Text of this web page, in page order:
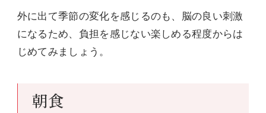
外に出て季節の変化を感じるのも、脳の良い刺激
になるため、負担を感じない楽しめる程度からは
じめてみましょう。
朝食